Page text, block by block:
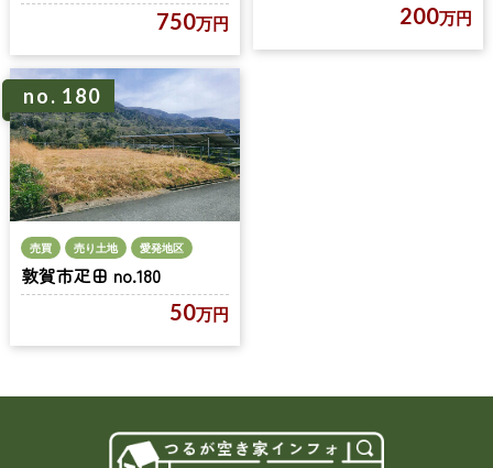
750万円 200万円
no. 180
売買 売り土地 愛発地区
敦賀市疋田 no.180
50万円